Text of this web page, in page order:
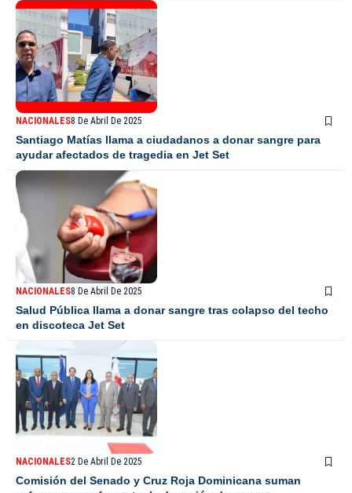
NACIONALES8 De Abril De 2025
Santiago Matías llama a ciudadanos a donar sangre para
ayudar afectados de tragedia en Jet Set
NACIONALES8 De Abril De 2025
Salud Pública llama a donar sangre tras colapso del techo
en discoteca Jet Set
NACIONALES2 De Abril De 2025
Comisión del Senado y Cruz Roja Dominicana suman